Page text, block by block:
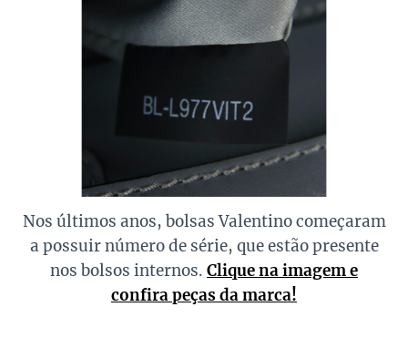
Nos últimos anos, bolsas Valentino começaram
a possuir número de série, que estão presente
nos bolsos internos. Clique na imagem e
confira peças da marca!